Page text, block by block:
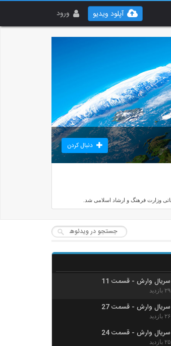
ورود آپلود ویدیو
دنبال کردن
سریال وارش - قسمت 11
۲۹ بازدید
سریال وارش - قسمت 27
۲۶ بازدید
سریال وارش - قسمت 24
۲۵ بازدید